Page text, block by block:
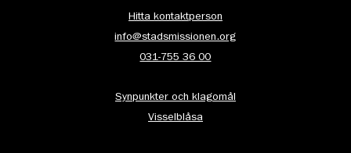
Hitta kontaktperson
info@stadsmissionen.org
031-755 36 00
Synpunkter och klagomål
Visselblåsa